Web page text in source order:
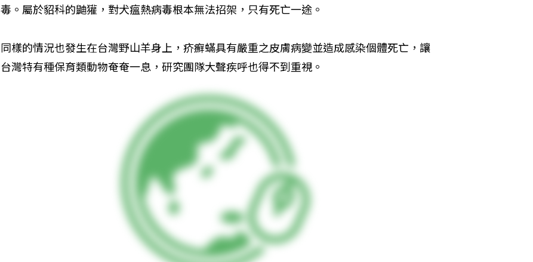
毒。屬於貂科的鼬獾，對犬瘟熱病毒根本無法招架，只有死亡一途。
同樣的情況也發生在台灣野山羊身上，疥癬蟎具有嚴重之皮膚病變並造成感染個體死亡，讓
台灣特有種保育類動物奄奄一息，研究團隊大聲疾呼也得不到重視。